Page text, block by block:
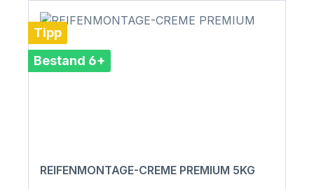
Tipp
Bestand 6+
REIFENMONTAGE-CREME PREMIUM 5KG